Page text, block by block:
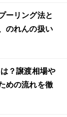
ーリング法と
のれんの扱い
？譲渡相場や
めの流れを徹